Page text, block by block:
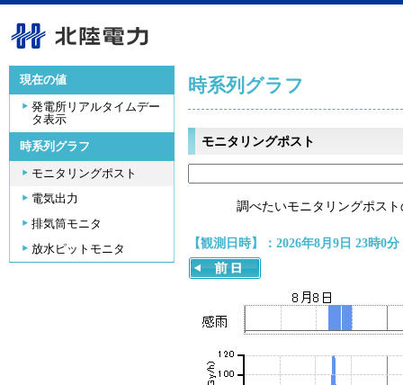
現在の値
発電所リアルタイムデー
タ表示
時系列グラフ
モニタリングポスト
電気出力
排気筒モニタ
放水ピットモニタ
時系列グラフ
モニタリングポスト
調べたいモニタリングポス
【観測日時】：2026年8月9日 23時0分